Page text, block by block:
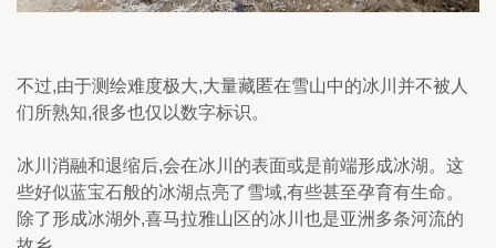
不过,由于测绘难度极大,大量藏匿在雪山中的冰川并不被人
们所熟知,很多也仅以数字标识。
冰川消融和退缩后,会在冰川的表面或是前端形成冰湖。这
些好似蓝宝石般的冰湖点亮了雪域,有些甚至孕育有生命。
除了形成冰湖外,喜马拉雅山区的冰川也是亚洲多条河流的